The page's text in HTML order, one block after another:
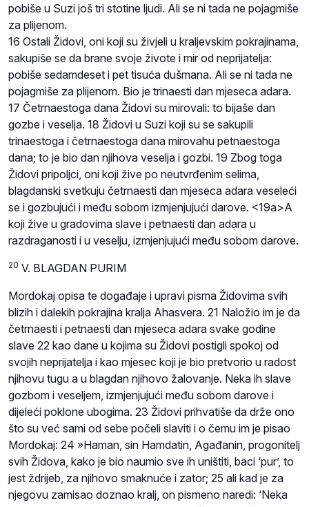
pobiše u Suzi još tri stotine ljudi. Ali se ni tada ne pojagmiše
za plijenom.
16 Ostali Židovi, oni koji su živjeli u kraljevskim pokrajinama,
sakupiše se da brane svoje živote i mir od neprijatelja:
pobiše sedamdeset i pet tisuća dušmana. Ali se ni tada ne
pojagmiše za plijenom. Bio je trinaesti dan mjeseca adara.
17 Četrnaestoga dana Židovi su mirovali: to bijaše dan
gozbe i veselja. 18 Židovi u Suzi koji su se sakupili
trinaestoga i četrnaestoga dana mirovahu petnaestoga
dana; to je bio dan njihova veselja i gozbi. 19 Zbog toga
Židovi pripoljci, oni koji žive po neutvrđenim selima,
blagdanski svetkuju četrnaesti dan mjeseca adara veseleći
se i gozbujući i među sobom izmjenjujući darove. <19a>A
koji žive u gradovima slave i petnaesti dan adara u
razdraganosti i u veselju, izmjenjujući među sobom darove.
20 V. BLAGDAN PURIM
Mordokaj opisa te događaje i upravi pisma Židovima svih
blizih i dalekih pokrajina kralja Ahasvera. 21 Naložio im je da
četrnaesti i petnaesti dan mjeseca adara svake godine
slave 22 kao dane u kojima su Židovi postigli spokoj od
svojih neprijatelja i kao mjesec koji je bio pretvorio u radost
njihovu tugu a u blagdan njihovo žalovanje. Neka ih slave
gozbom i veseljem, izmjenjujući među sobom darove i
dijeleći poklone ubogima. 23 Židovi prihvatiše da drže ono
što su već sami od sebe počeli slaviti i o čemu im je pisao
Mordokaj: 24 »Haman, sin Hamdatin, Agađanin, progonitelj
svih Židova, kako je bio naumio sve ih uništiti, baci ‘pur’, to
jest ždrijeb, za njihovo smaknuće i zator; 25 ali kad je za
njegovu zamisao doznao kralj, on pismeno naredi: ‘Neka